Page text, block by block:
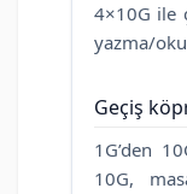
4×10G ile
yazma/
Geçiş
1G’den
10G,